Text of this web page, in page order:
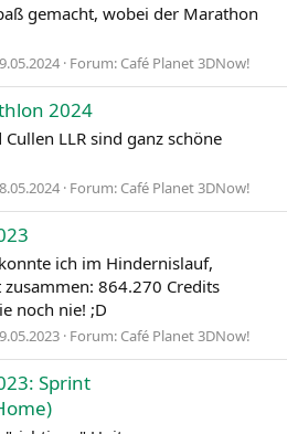
gemacht, wobei der Marathon
Forum: Café Planet 3DNow!
2024
LLR sind ganz schöne
Forum: Café Planet 3DNow!
ich im Hindernislauf,
864.270 Credits
noch nie! ;D
Forum: Café Planet 3DNow!
Sprint